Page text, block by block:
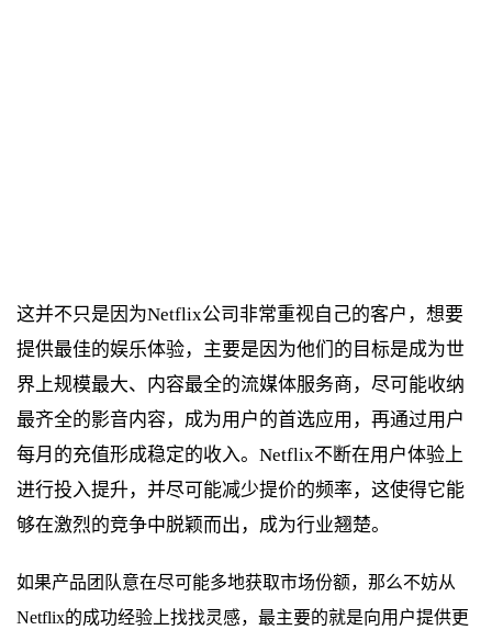
这并不只是因为Netflix公司非常重视自己的客户，想要
提供最佳的娱乐体验，主要是因为他们的目标是成为世
界上规模最大、内容最全的流媒体服务商，尽可能收纳
最齐全的影音内容，成为用户的首选应用，再通过用户
每月的充值形成稳定的收入。Netflix不断在用户体验上
进行投入提升，并尽可能减少提价的频率，这使得它能
够在激烈的竞争中脱颖而出，成为行业翘楚。
如果产品团队意在尽可能多地获取市场份额，那么不妨从
Netflix的成功经验上找找灵感，最主要的就是向用户提供更